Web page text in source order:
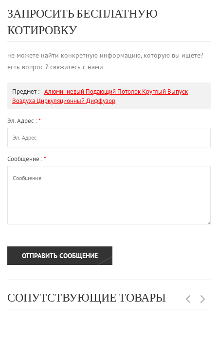
ЗАПРОСИТЬ БЕСПЛАТНУЮ
КОТИРОВКУ
не можете найти конкретную информацию, которую вы ищете?
есть вопрос ? свяжитесь с нами
Предмет : Алюминиевый Подающий Потолок Круглый Выпуск
Воздуха Циркуляционный Диффузор
Эл. Адрес :*
Сообщение :*
СОПУТСТВУЮЩИЕ ТОВАРЫ